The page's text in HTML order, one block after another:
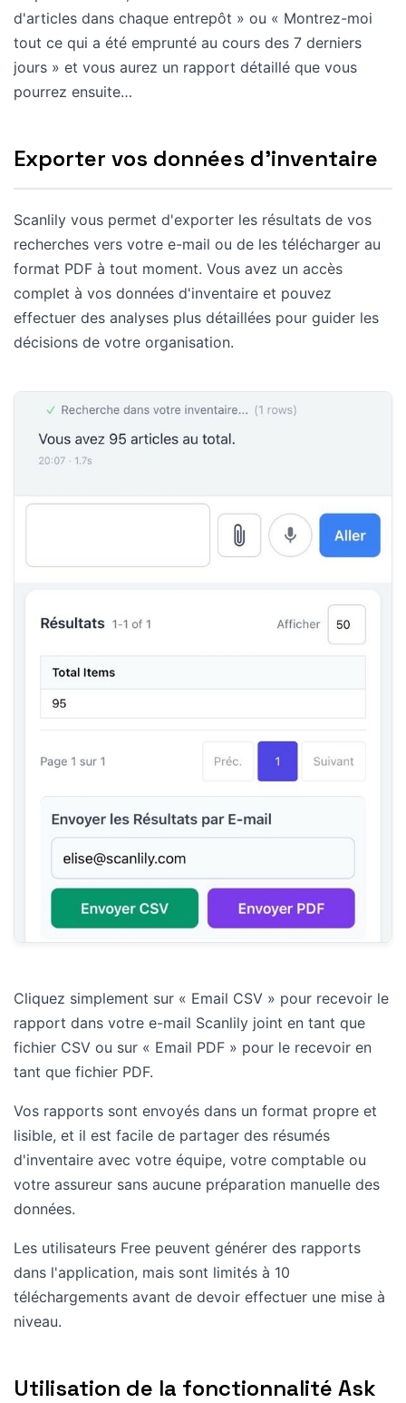
d'articles dans chaque entrepôt » ou « Montrez-moi
tout ce qui a été emprunté au cours des 7 derniers
jours » et vous aurez un rapport détaillé que vous
pourrez ensuite…
Exporter vos données d'inventaire
Scanlily vous permet d'exporter les résultats de vos
recherches vers votre e-mail ou de les télécharger au
format PDF à tout moment. Vous avez un accès
complet à vos données d'inventaire et pouvez
effectuer des analyses plus détaillées pour guider les
décisions de votre organisation.
Cliquez simplement sur « Email CSV » pour recevoir le
rapport dans votre e-mail Scanlily joint en tant que
fichier CSV ou sur « Email PDF » pour le recevoir en
tant que fichier PDF.
Vos rapports sont envoyés dans un format propre et
lisible, et il est facile de partager des résumés
d'inventaire avec votre équipe, votre comptable ou
votre assureur sans aucune préparation manuelle des
données.
Les utilisateurs Free peuvent générer des rapports
dans l'application, mais sont limités à 10
téléchargements avant de devoir effectuer une mise à
niveau.
Utilisation de la fonctionnalité Ask